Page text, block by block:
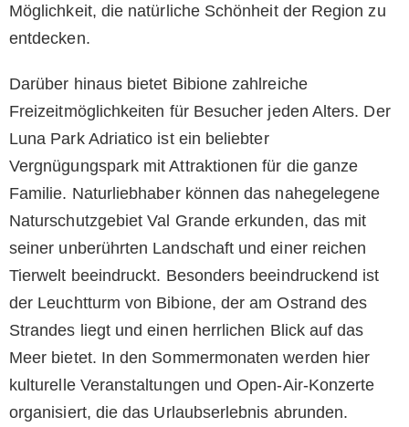
Möglichkeit, die natürliche Schönheit der Region zu
entdecken.
Darüber hinaus bietet Bibione zahlreiche
Freizeitmöglichkeiten für Besucher jeden Alters. Der
Luna Park Adriatico ist ein beliebter
Vergnügungspark mit Attraktionen für die ganze
Familie. Naturliebhaber können das nahegelegene
Naturschutzgebiet Val Grande erkunden, das mit
seiner unberührten Landschaft und einer reichen
Tierwelt beeindruckt. Besonders beeindruckend ist
der Leuchtturm von Bibione, der am Ostrand des
Strandes liegt und einen herrlichen Blick auf das
Meer bietet. In den Sommermonaten werden hier
kulturelle Veranstaltungen und Open-Air-Konzerte
organisiert, die das Urlaubserlebnis abrunden.